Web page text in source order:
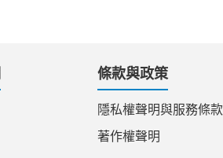
條款與政策
隱私權聲明與服務條款
著作權聲明